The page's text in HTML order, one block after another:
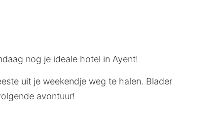
nog je ideale hotel in Ayent!
uit je weekendje weg te halen. Blader
avontuur!